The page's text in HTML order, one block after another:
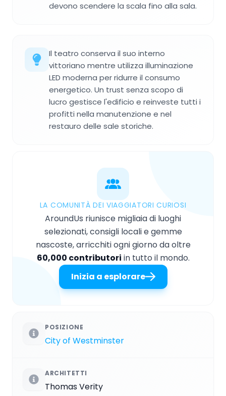
devono scendere la scala fino alla sala.
Il teatro conserva il suo interno
vittoriano mentre utilizza illuminazione
LED moderna per ridurre il consumo
energetico. Un trust senza scopo di
lucro gestisce l'edificio e reinveste tutti i
profitti nella manutenzione e nel
restauro delle sale storiche.
LA COMUNITÀ DEI VIAGGIATORI CURIOSI
AroundUs riunisce migliaia di luoghi
selezionati, consigli locali e gemme
nascoste, arricchiti ogni giorno da oltre
60,000 contributori in tutto il mondo.
Inizia a esplorare
POSIZIONE
City of Westminster
ARCHITETTI
Thomas Verity